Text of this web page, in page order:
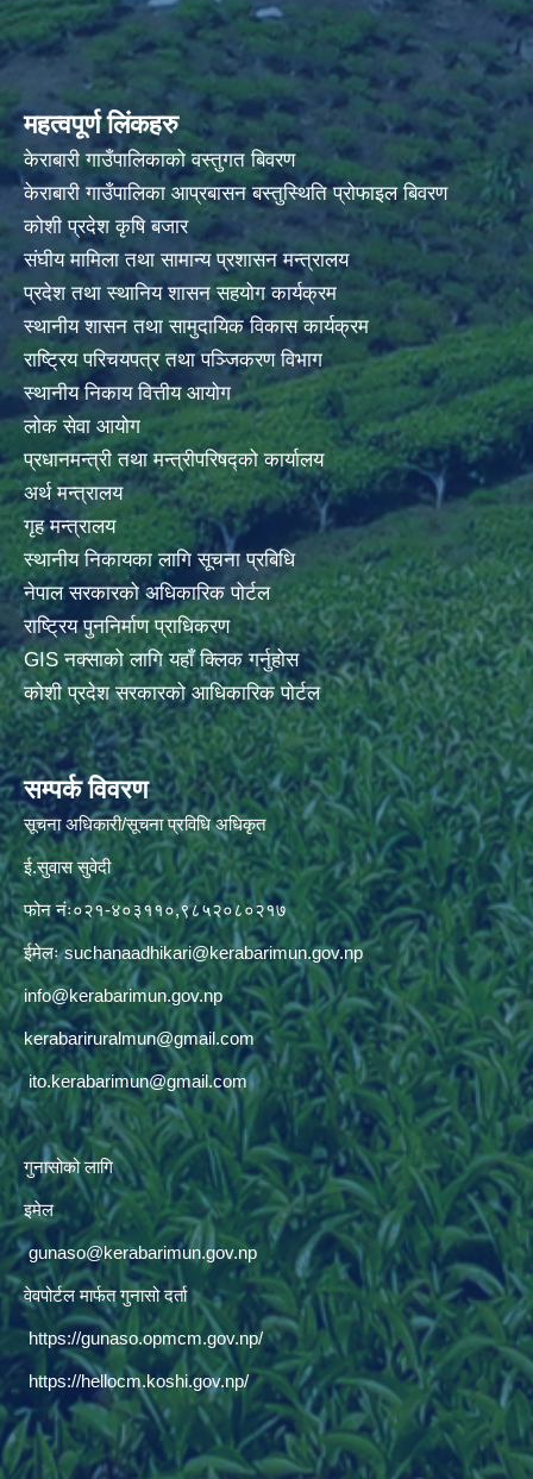
महत्वपूर्ण लिंकहरु
केराबारी गाउँपालिकाको वस्तुगत बिवरण
केराबारी गाउँपालिका आप्रबासन बस्तुस्थिति प्रोफाइल बिवरण
कोशी प्रदेश कृषि बजार
संघीय मामिला तथा सामान्य प्रशासन मन्त्रालय
प्रदेश तथा स्थानिय शासन सहयोग कार्यक्रम
स्थानीय शासन तथा सामुदायिक विकास कार्यक्रम
राष्ट्रिय परिचयपत्र तथा पञ्जिकरण विभाग
स्थानीय निकाय वित्तीय आयोग
लोक सेवा आयोग
प्रधानमन्त्री तथा मन्त्रीपरिषद्को कार्यालय
अर्थ मन्त्रालय
गृह मन्त्रालय
स्थानीय निकायका लागि सूचना प्रबिधि
नेपाल सरकारको अधिकारिक पोर्टल
राष्ट्रिय पुननिर्माण प्राधिकरण
GIS नक्साको लागि यहाँ क्लिक गर्नुहोस
कोशी प्रदेश सरकारको आधिकारिक पोर्टल
सम्पर्क विवरण
सूचना अधिकारी/सूचना प्रविधि अधिकृत
ई.सुवास सुवेदी
फोन नंः०२१-४०३११०,९८५२०८०२१७
ईमेलःsuchanaadhikari@kerabarimun.gov.np
info@kerabarimun.gov.np
kerabariruralmun@gmail.com
ito.kerabarimun@gmail.com
गुनासोको लागि
इमेल
gunaso@kerabarimun.gov.np
वेवपोर्टल मार्फत गुनासो दर्ता
https://gunaso.opmcm.gov.np/
https://hellocm.koshi.gov.np/